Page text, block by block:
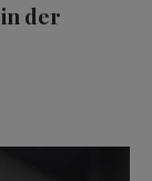
der